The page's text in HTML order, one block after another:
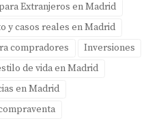
Extranjeros en Madrid
y casos reales en Madrid
compradores
Inversiones
de vida en Madrid
en Madrid